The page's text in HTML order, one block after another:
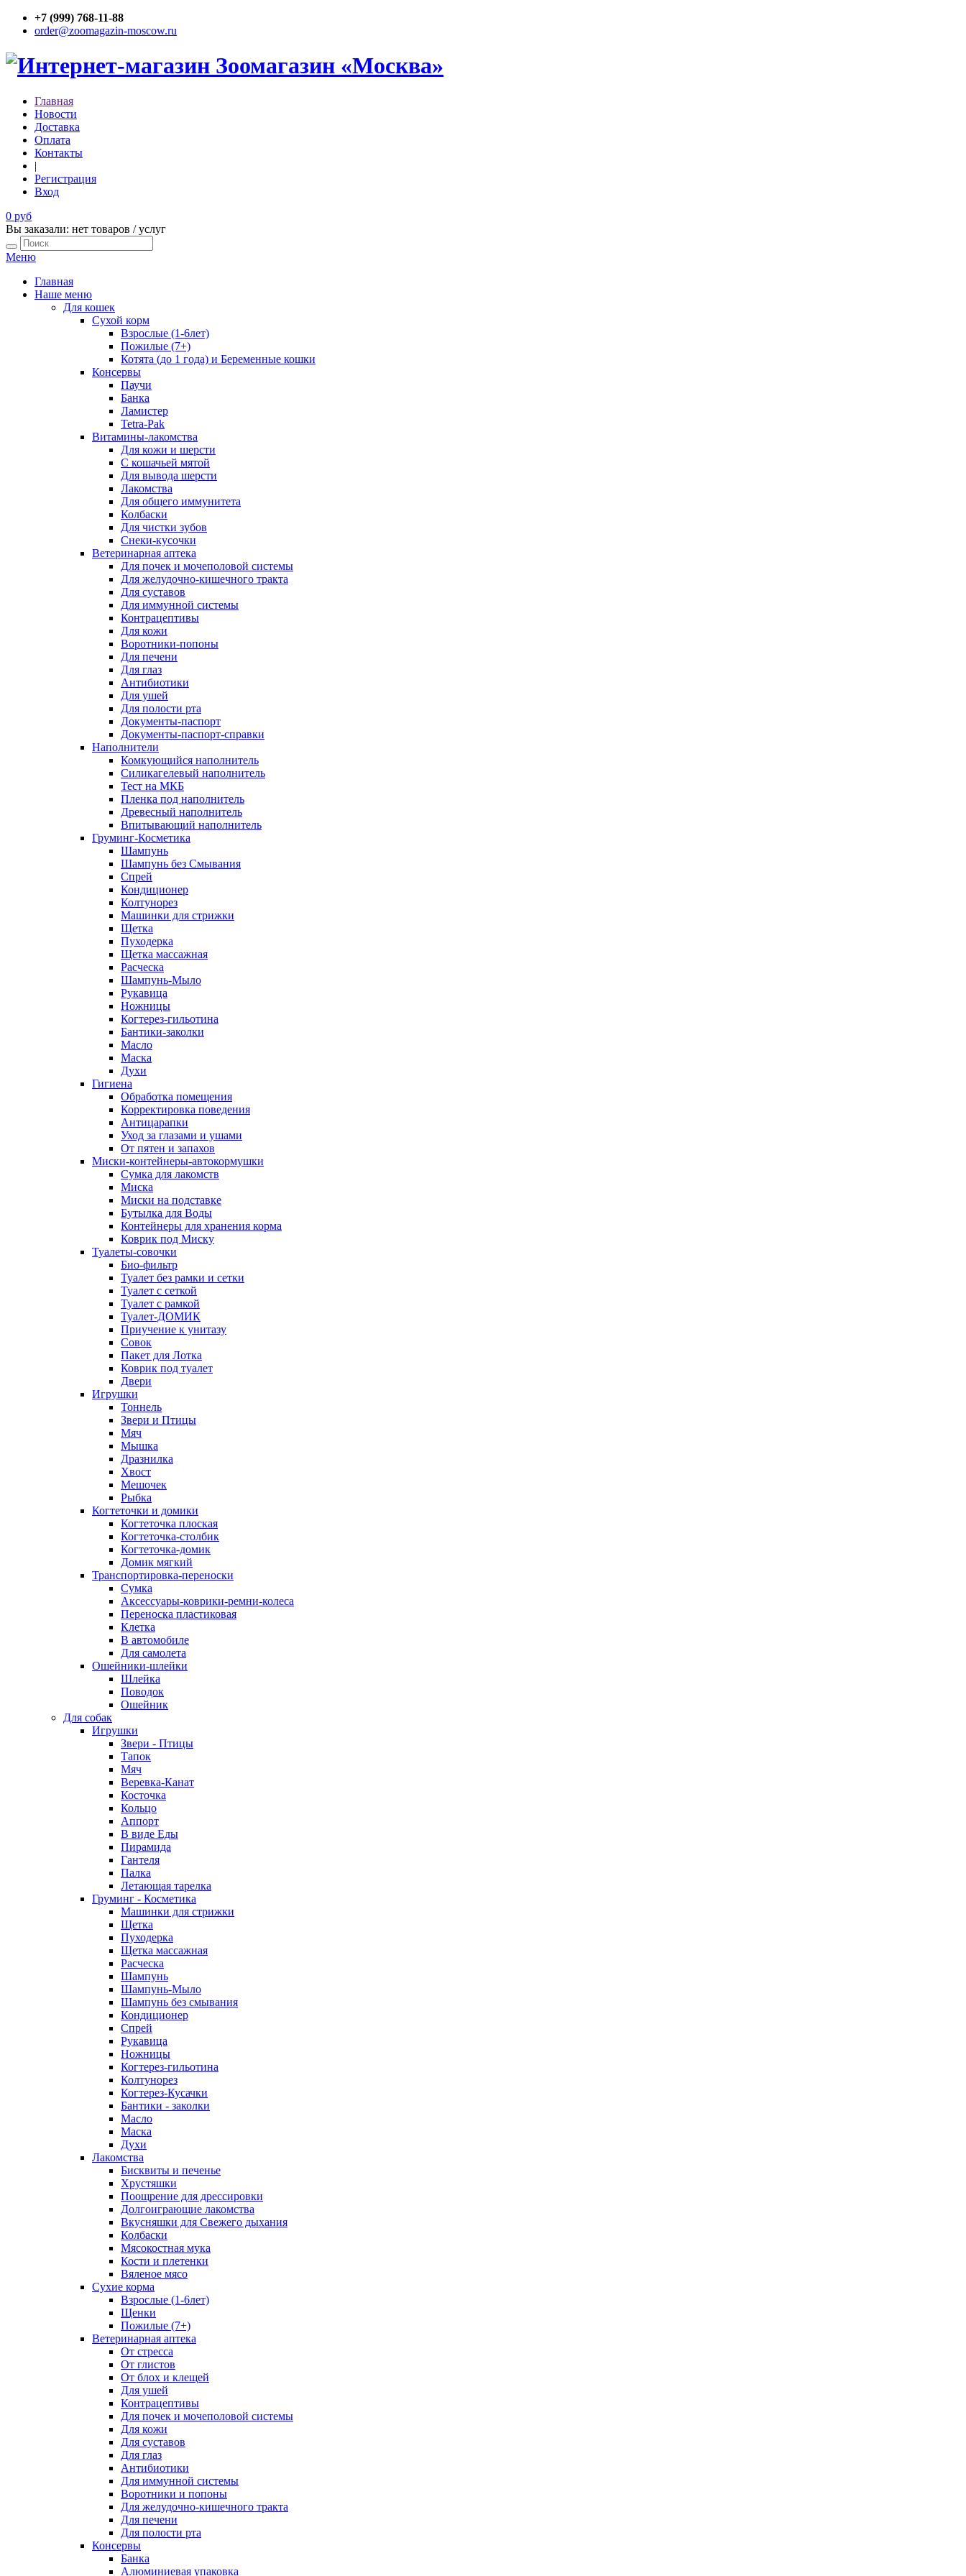
+7 (999) 768-11-88
order@zoomagazin-moscow.ru
Главная
Новости
Доставка
Оплата
Контакты
|
Регистрация
Вход
0 руб
Вы заказали: нет товаров / услуг
Меню
Главная
Наше меню
Для кошек
Сухой корм
Взрослые (1-6лет)
Пожилые (7+)
Котята (до 1 года) и Беременные кошки
Консервы
Паучи
Банка
Ламистер
Tetra-Pak
Витамины-лакомства
Для кожи и шерсти
С кошачьей мятой
Для вывода шерсти
Лакомства
Для общего иммунитета
Колбаски
Для чистки зубов
Снеки-кусочки
Ветеринарная аптека
Для почек и мочеполовой системы
Для желудочно-кишечного тракта
Для суставов
Для иммунной системы
Контрацептивы
Для кожи
Воротники-попоны
Для печени
Для глаз
Антибиотики
Для ушей
Для полости рта
Документы-паспорт
Документы-паспорт-справки
Наполнители
Комкующийся наполнитель
Силикагелевый наполнитель
Тест на МКБ
Пленка под наполнитель
Древесный наполнитель
Впитывающий наполнитель
Груминг-Косметика
Шампунь
Шампунь без Смывания
Спрей
Кондиционер
Колтунорез
Машинки для стрижки
Щетка
Пуходерка
Щетка массажная
Расческа
Шампунь-Мыло
Рукавица
Ножницы
Когтерез-гильотина
Бантики-заколки
Масло
Маска
Духи
Гигиена
Обработка помещения
Корректировка поведения
Антицарапки
Уход за глазами и ушами
От пятен и запахов
Миски-контейнеры-автокормушки
Сумка для лакомств
Миска
Миски на подставке
Бутылка для Воды
Контейнеры для хранения корма
Коврик под Миску
Туалеты-совочки
Био-фильтр
Туалет без рамки и сетки
Туалет с сеткой
Туалет с рамкой
Туалет-ДОМИК
Приучение к унитазу
Совок
Пакет для Лотка
Коврик под туалет
Двери
Игрушки
Тоннель
Звери и Птицы
Мяч
Мышка
Дразнилка
Хвост
Мешочек
Рыбка
Когтеточки и домики
Когтеточка плоская
Когтеточка-столбик
Когтеточка-домик
Домик мягкий
Транспортировка-переноски
Сумка
Аксессуары-коврики-ремни-колеса
Переноска пластиковая
Клетка
В автомобиле
Для самолета
Ошейники-шлейки
Шлейка
Поводок
Ошейник
Для собак
Игрушки
Звери - Птицы
Тапок
Мяч
Веревка-Канат
Косточка
Кольцо
Аппорт
В виде Еды
Пирамида
Гантеля
Палка
Летающая тарелка
Груминг - Косметика
Машинки для стрижки
Щетка
Пуходерка
Щетка массажная
Расческа
Шампунь
Шампунь-Мыло
Шампунь без cмывания
Кондиционер
Спрей
Рукавица
Ножницы
Когтерез-гильотина
Колтунорез
Когтерез-Кусачки
Бантики - заколки
Масло
Маска
Духи
Лакомства
Бисквиты и печенье
Хрустяшки
Поощрение для дрессировки
Долгоиграющие лакомства
Вкусняшки для Свежего дыхания
Колбаски
Мясокостная мука
Кости и плетенки
Вяленое мясо
Сухие корма
Взрослые (1-6лет)
Щенки
Пожилые (7+)
Ветеринарная аптека
От стресса
От глистов
От блох и клещей
Для ушей
Контрацептивы
Для почек и мочеполовой системы
Для кожи
Для суставов
Для глаз
Антибиотики
Для иммунной системы
Воротники и попоны
Для желудочно-кишечного тракта
Для печени
Для полости рта
Консервы
Банка
Алюминиевая упаковка